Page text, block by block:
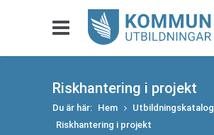
Riskhantering i projekt
Du är här: Hem
Utbildningskatalog
Riskhantering i projekt